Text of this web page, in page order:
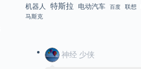
机器人
特斯拉 电动汽车 百度 联想
马斯克
神经 少侠